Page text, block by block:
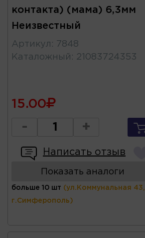
контакта) (мама) 6,3мм
Неизвестный
Артикул :
7848
Каталожный : 21083724353
15.00
- +
Написать отзыв
Показать аналоги
больше 10 шт (ул.Коммунальная 43,
г.Симферополь)